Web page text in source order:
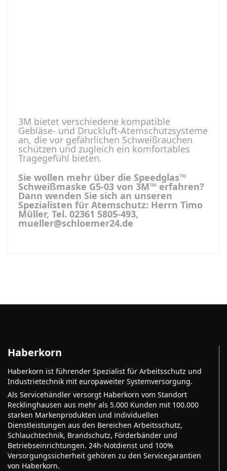
3M bietet verschiedene kompatible
Gebläse- und Druckluft-Atemschutzsysteme
an, die vor gefährlichen Schweißrauchen
schützen und zugleich ein komfortables
Tragegefühl bieten.
Sie wollen mehr über die Speedglas™
Schweißmaske G5-03 von 3M™ erfahren?
Dann wenden Sie sich an unseren
Spezialisten für Atemschutz: Herrn Timo
Müller, Tel. 02361 5805-493,
mueller@schloemer24.de
Haberkorn
Haberkorn ist führender Spezialist für Arbeitsschutz und
Industrietechnik mit europaweiter Systemversorgung.
Als Servicehändler versorgt Haberkorn vom Standort
Recklinghausen aus mehr als 5.000 Kunden mit 100.000
starken Markenprodukten und individuellen
Dienstleistungen aus den Bereichen Arbeitsschutz,
Schlauchtechnik, Brandschutz, Förderbänder und
Betriebseinrichtungen. 24h-Notdienst und 100%
Versorgungssicherheit gehören zu den Servicegarantien
von Haberkorn.